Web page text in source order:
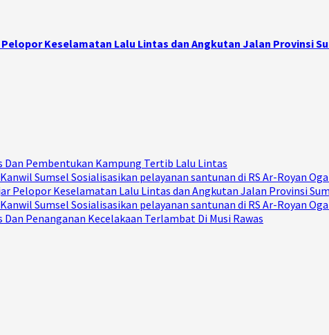
Keselamatan Lalu Lintas dan Angkutan Jalan Provinsi
Pembentukan Kampung Tertib Lalu Lintas
Sumsel Sosialisasikan pelayanan santunan di RS Ar-Royan
Pelopor Keselamatan Lalu Lintas dan Angkutan Jalan Provinsi
Sumsel Sosialisasikan pelayanan santunan di RS Ar-Royan
Penanganan Kecelakaan Terlambat Di Musi Rawas